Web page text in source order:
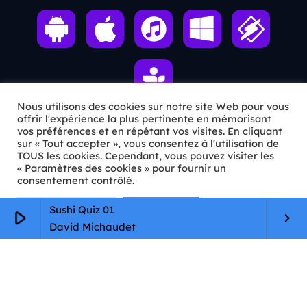
play_arrow
Sushi Quiz 01
David Michaudet
keyboard_arrow_right
ℹ️ INFOS PRATIQUES
✉️Contact
🦊Qui sommes-nous ?
📄
Mentions légales
Nous utilisons des cookies sur notre site Web pour vous
offrir l'expérience la plus pertinente en mémorisant
vos préférences et en répétant vos visites. En cliquant
sur « Tout accepter », vous consentez à l'utilisation de
TOUS les cookies. Cependant, vous pouvez visiter les
« Paramètres des cookies » pour fournir un
consentement contrôlé.
Paramètres Cookie